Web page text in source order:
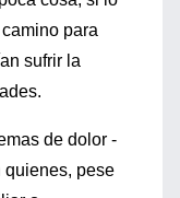
para
sufrir la
de dolor -
quienes, pese